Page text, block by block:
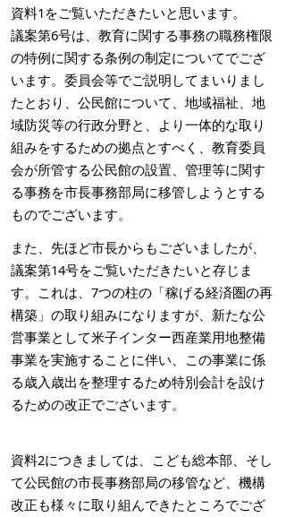
資料1をご覧いただきたいと思います。
議案第6号は、教育に関する事務の職務権限
の特例に関する条例の制定についてでござ
います。委員会等でご説明してまいりまし
たとおり、公民館について、地域福祉、地
域防災等の行政分野と、より一体的な取り
組みをするための拠点とすべく、教育委員
会が所管する公民館の設置、管理等に関す
る事務を市長事務部局に移管しようとする
ものでございます。
また、先ほど市長からもございましたが、
議案第14号をご覧いただきたいと存じま
す。これは、7つの柱の「稼げる経済圏の再
構築」の取り組みになりますが、新たな公
営事業として米子インター西産業用地整備
事業を実施することに伴い、この事業に係
る歳入歳出を整理するため特別会計を設け
るための改正でございます。
資料2につきましては、こども総本部、そし
て公民館の市長事務部局の移管など、機構
改正も様々に取り組んできたところでござ